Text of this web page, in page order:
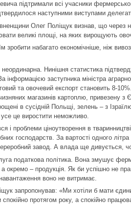
підтримали всі учасники
наступними виступами
Олег Поліщук визнав, що через
великі площі, на яких вирощують
зробити набагато економічніше, ніж
Нинішня статистика
інформацією заступника міністра
та овочевий експорт становить 8-
магазинів картоплю, привезену з
в сусідній Польщі, зелень – з
це виростити неможливо.
і проблеми ціноутворення в
господарств. За вартості одного
завод. А влада ще дивується,
податкова політика. Вона змушує
окремо – продукція. Як би успішно не
воно не витримає.
запропонував: «Ми хотіли б мати
протягом року, а спокійно